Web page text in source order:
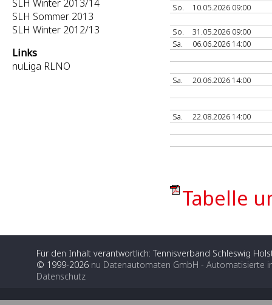
SLH Winter 2013/14
SLH Sommer 2013
SLH Winter 2012/13
Links
nuLiga RLNO
So. 10.05.2026 09:00
So.
31.05.2026 09:00
Sa.
06.06.2026 14:00
Sa. 20.06.2026 14:00
Sa. 22.08.2026 14:00
Tabelle
Für den Inhalt verantwortlich: Tennisverband Schleswig
© 1999-2026 nu Datenautomaten GmbH - Automatisierte
Datenschutz